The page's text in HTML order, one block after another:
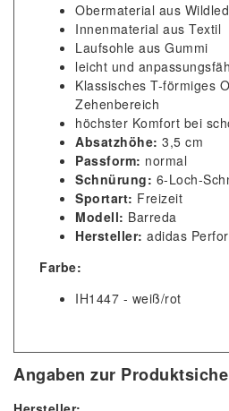
Obermaterial aus
Innenmaterial aus Textil
Laufsohle aus Gummi
leicht und
Klassisches T-förmiges
Zehenbereich
höchster Komfort bei
Absatzhöhe: 3,5 cm
Passform: normal
Schnürung: 6-Loch-
Sportart: Freizeit
Modell: Barreda
Hersteller: adidas
Farbe:
IH1447 - weiß/rot
Angaben zur